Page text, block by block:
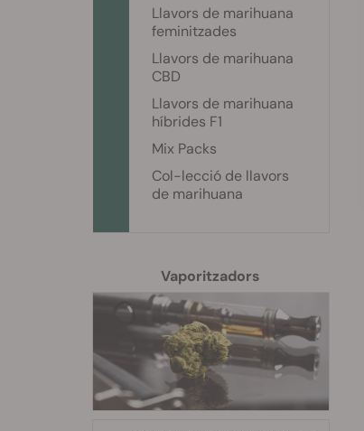
Llavors de marihuana
feminitzades
Llavors de marihuana
CBD
Llavors de marihuana
híbrides F1
Mix Packs
Col-lecció de llavors
de marihuana
Vaporitzadors